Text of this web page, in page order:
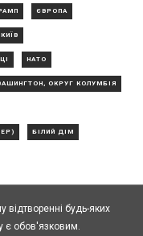
ЄВРОПА
КИЇВ
НАТО
ОКРУГ КОЛУМБІЯ
БІЛИЙ ДІМ
будь-яких
є обов'язковим.